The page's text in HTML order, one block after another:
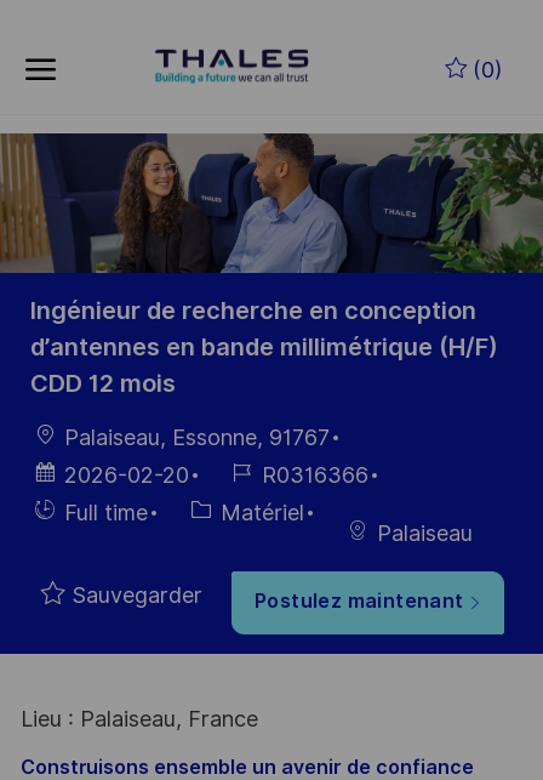
(0)
-
Ingénieur de recherche en conception
d’antennes en bande millimétrique (H/F)
CDD 12 mois
localisation
Palaiseau, Essonne, 91767
Date
d’affichage
2026-02-20
Référence
du poste
R0316366
HiringFull time Catégorie
Matériel
Palaiseau
Sauvegarder Postulez maintenant
Lieu : Palaiseau, France
Construisons ensemble un avenir de confiance